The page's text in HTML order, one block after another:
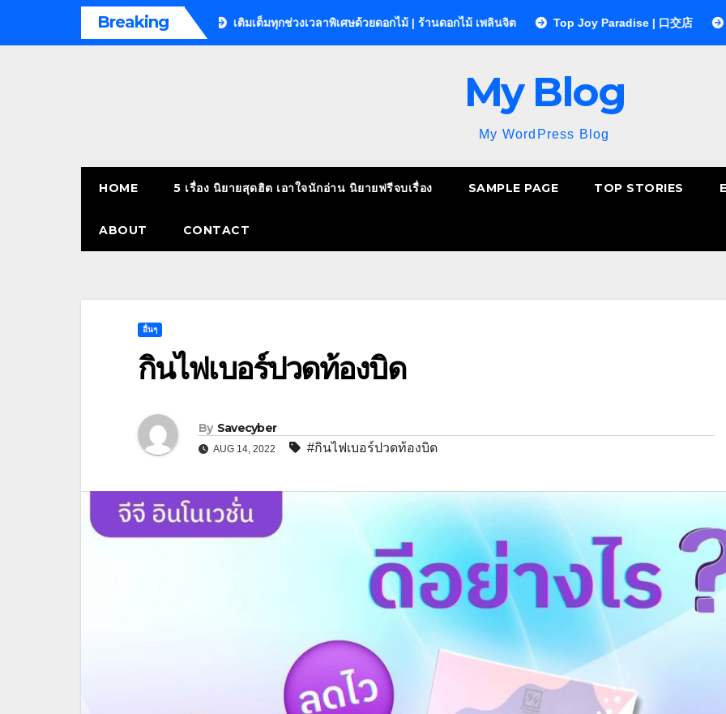
Breaking
massage bangkok เติมเต็มทุกช่วงเวลาพิเศษด้วยดอกไม้ | ร้านดอกไม้ เพลินจิต Top Joy Paradise | 口交店
My Blog
My WordPress Blog
HOME 5 เรื่อง นิยายสุดฮิต เอาใจนักอ่าน นิยายฟรีจบเรื่อง SAMPLE PAGE TOP STORIES
ABOUT CONTACT
อื่นๆ
กินไฟเบอร์ปวดท้องบิด
By Savecyber
AUG 14, 2022 #กินไฟเบอร์ปวดท้องบิด